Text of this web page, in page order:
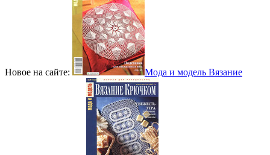
Новое на сайте: Мода и модель Вязание